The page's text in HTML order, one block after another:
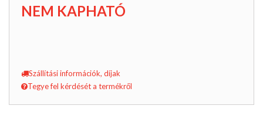
NEM KAPHATÓ
Szállítási információk, díjak
Tegye fel kérdését a termékről